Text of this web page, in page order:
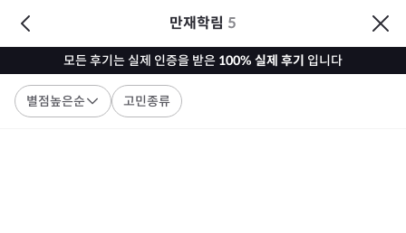
만재학림 5
모든 후기는 실제 인증을 받은 100% 실제 후기 입니다
별점높은순 고민종류